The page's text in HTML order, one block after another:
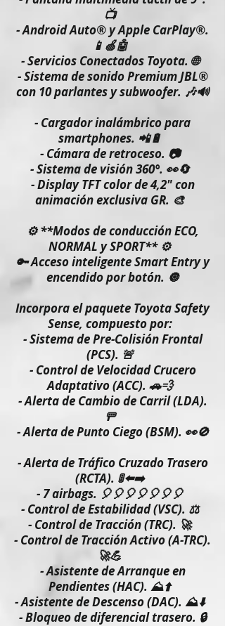
📺
- Android Auto® y Apple CarPlay®.
📱🍏🤖
- Servicios Conectados Toyota. 🌐
- Sistema de sonido Premium JBL®
con 10 parlantes y subwoofer. 🎶🔊
- Cargador inalámbrico para
smartphones. 📲🔋
- Cámara de retroceso. 📷
- Sistema de visión 360°. 👀🔄
- Display TFT color de 4,2" con
animación exclusiva GR. 🎨
⚙️ **Modos de conducción ECO,
NORMAL y SPORT** ⚙️
🔑 Acceso inteligente Smart Entry y
encendido por botón. 🔘
Incorpora el paquete Toyota Safety
Sense, compuesto por:
- Sistema de Pre-Colisión Frontal
(PCS). 🚨
- Control de Velocidad Crucero
Adaptativo (ACC). 🚗💨
- Alerta de Cambio de Carril (LDA).
🚥
- Alerta de Punto Ciego (BSM). 👀🚫
- Alerta de Tráfico Cruzado Trasero
(RCTA). 🚦⬅️➡️
- 7 airbags. 🎈🎈🎈🎈🎈🎈🎈
- Control de Estabilidad (VSC). ⚖️
- Control de Tracción (TRC). 🚀
- Control de Tracción Activo (A-TRC).
🚀💪
- Asistente de Arranque en
Pendientes (HAC). ⛰️⬆️
- Asistente de Descenso (DAC). ⛰️⬇️
- Bloqueo de diferencial trasero. 🔒